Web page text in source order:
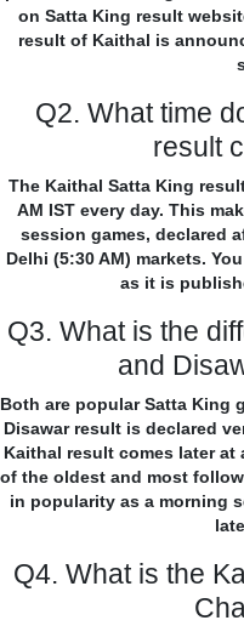
on Satta King result
result of Kaithal is
Q2. What time
result
The Kaithal Satta King
AM IST every day. This
session games, declared
Delhi (5:30 AM) markets.
as it is
Q3. What is the
and
Both are popular Satta King
Disawar result is declared
Kaithal result comes later at
of the oldest and most
in popularity as a morning
Q4. What is the